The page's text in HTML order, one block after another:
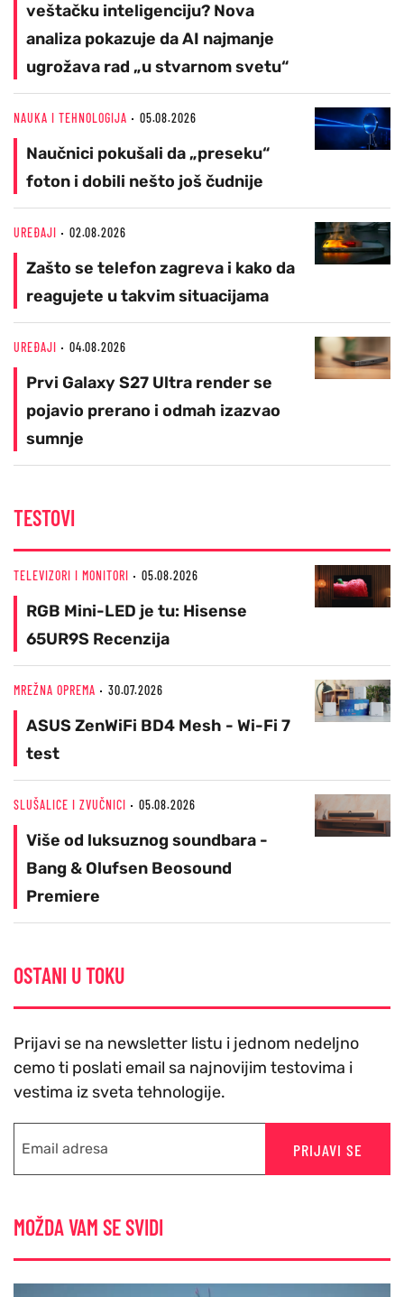
veštačku inteligenciju? Nova
analiza pokazuje da AI najmanje
ugrožava rad „u stvarnom svetu“
NAUKA I TEHNOLOGIJA 05.08.2026
Naučnici pokušali da „preseku“
foton i dobili nešto još čudnije
UREĐAJI 02.08.2026
Zašto se telefon zagreva i kako da
reagujete u takvim situacijama
UREĐAJI 04.08.2026
Prvi Galaxy S27 Ultra render se
pojavio prerano i odmah izazvao
sumnje
TESTOVI
TELEVIZORI I MONITORI 05.08.2026
RGB Mini-LED je tu: Hisense
65UR9S Recenzija
MREŽNA OPREMA 30.07.2026
ASUS ZenWiFi BD4 Mesh - Wi-Fi 7
test
SLUŠALICE I ZVUČNICI 05.08.2026
Više od luksuznog soundbara -
Bang & Olufsen Beosound
Premiere
OSTANI U TOKU
Prijavi se na newsletter listu i jednom nedeljno
cemo ti poslati email sa najnovijim testovima i
vestima iz sveta tehnologije.
PRIJAVI SE
MOŽDA VAM SE SVIDI